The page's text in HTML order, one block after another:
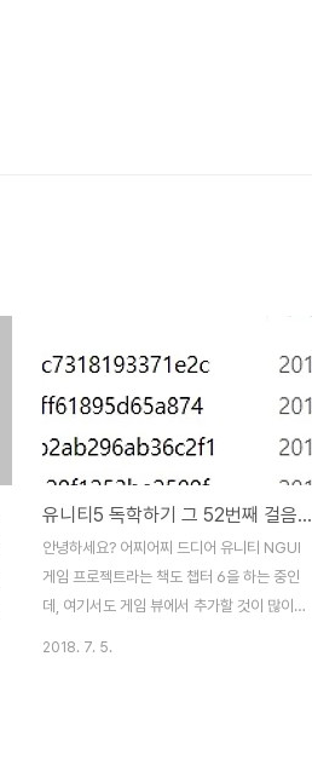
유니티5 독학하기 그 52번째 걸음-드디어 만들기 시작한 게임씬 실습
안녕하세요? 어찌어찌 드디어 유니티 NGUI
게임 프로젝트라는 책도 챕터 6을 하는 중인
데, 여기서도 게임 뷰에서 추가할 것이 많이
2018. 7. 5.